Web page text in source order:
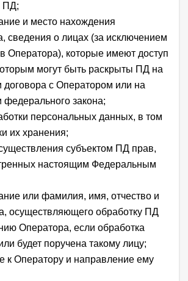
ПД;
и место нахождения
сведения о лицах (за исключением
Оператора), которые имеют доступ
могут быть раскрыты ПД на
договора с Оператором или на
федерального закона;
персональных данных, в том
их хранения;
субъектом ПД прав,
настоящим Федеральным
или фамилия, имя, отчество и
осуществляющего обработку ПД
Оператора, если обработка
будет поручена такому лицу;
к Оператору и направление ему